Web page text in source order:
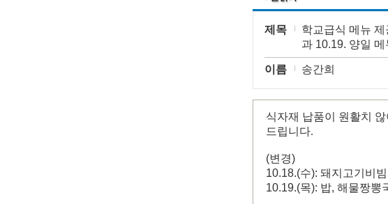
제목
학교급식 메뉴
과 10.19. 양일 메
이름 송간희
식자재 납품이 원활치
드립니다.
(변경)
10.18.(수): 돼지고기비
10.19.(목): 밥, 해물짱뽕